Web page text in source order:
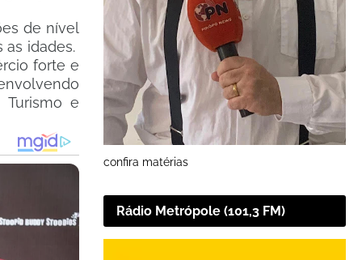
de nível
as idades.
forte e
Turismo e
confira matérias
Rádio Metrópole (101,3 FM)